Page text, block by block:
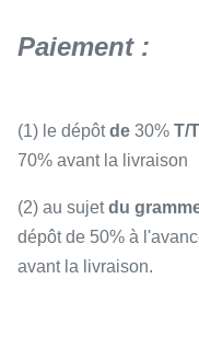
Paiement :
(1) le dépôtde 30% T/T
70% avant la livraison
(2) au sujetdu
dépôt de 50% à
avant la livraison.